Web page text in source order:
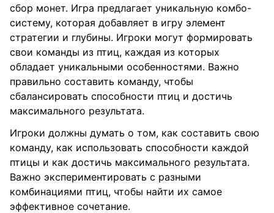
сбор монет. Игра предлагает уникальную комбо-
систему, которая добавляет в игру элемент
стратегии и глубины. Игроки могут формировать
свои команды из птиц, каждая из которых
обладает уникальными особенностями. Важно
правильно составить команду, чтобы
сбалансировать способности птиц и достичь
максимального результата.
Игроки должны думать о том, как составить свою
команду, как использовать способности каждой
птицы и как достичь максимального результата.
Важно экспериментировать с разными
комбинациями птиц, чтобы найти их самое
эффективное сочетание.